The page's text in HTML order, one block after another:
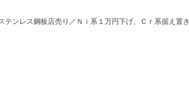
テンレス鋼板店売り／Ｎｉ系１万円下げ、Ｃｒ系据え置き